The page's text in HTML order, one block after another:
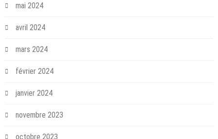
mai 2024
avril 2024
mars 2024
février 2024
janvier 2024
novembre 2023
octobre 2023